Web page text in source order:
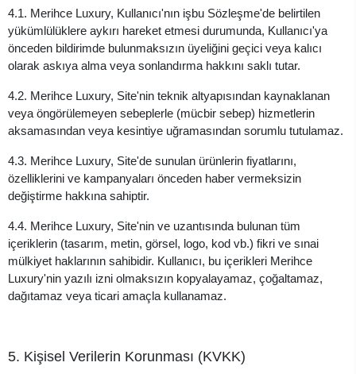
4.1. Merihce Luxury, Kullanıcı'nın işbu Sözleşme'de belirtilen
yükümlülüklere aykırı hareket etmesi durumunda, Kullanıcı'ya
önceden bildirimde bulunmaksızın üyeliğini geçici veya kalıcı
olarak askıya alma veya sonlandırma hakkını saklı tutar.
4.2. Merihce Luxury, Site'nin teknik altyapısından kaynaklanan
veya öngörülemeyen sebeplerle (mücbir sebep) hizmetlerin
aksamasından veya kesintiye uğramasından sorumlu tutulamaz.
4.3. Merihce Luxury, Site'de sunulan ürünlerin fiyatlarını,
özelliklerini ve kampanyaları önceden haber vermeksizin
değiştirme hakkına sahiptir.
4.4. Merihce Luxury, Site'nin ve uzantısında bulunan tüm
içeriklerin (tasarım, metin, görsel, logo, kod vb.) fikri ve sınai
mülkiyet haklarının sahibidir. Kullanıcı, bu içerikleri Merihce
Luxury'nin yazılı izni olmaksızın kopyalayamaz, çoğaltamaz,
dağıtamaz veya ticari amaçla kullanamaz.
5. Kişisel Verilerin Korunması (KVKK)